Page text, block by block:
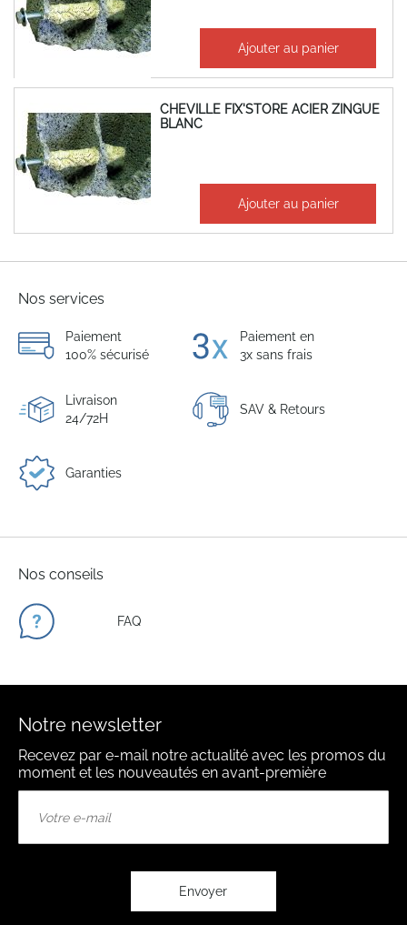
408,32 € Ajouter au panier
CHEVILLE FIX'STORE ACIER ZINGUE
BLANC
152,66 € Ajouter au panier
Nos services
Paiement
100% sécurisé
Paiement en
3x sans frais
Livraison
24/72H
SAV & Retours
Garanties
Nos conseils
FAQ
Notre newsletter
Recevez par e-mail notre actualité avec les promos du
moment et les nouveautés en avant-première
Envoyer